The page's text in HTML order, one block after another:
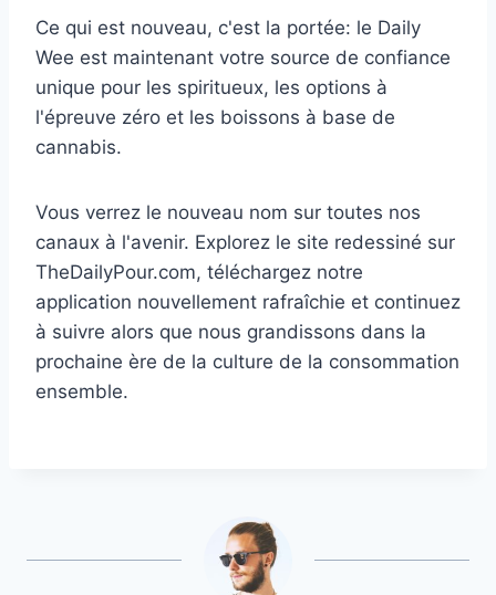
Ce qui est nouveau, c'est la portée: le Daily
Wee est maintenant votre source de confiance
unique pour les spiritueux, les options à
l'épreuve zéro et les boissons à base de
cannabis.
Vous verrez le nouveau nom sur toutes nos
canaux à l'avenir. Explorez le site redessiné sur
TheDailyPour.com, téléchargez notre
application nouvellement rafraîchie et continuez
à suivre alors que nous grandissons dans la
prochaine ère de la culture de la consommation
ensemble.